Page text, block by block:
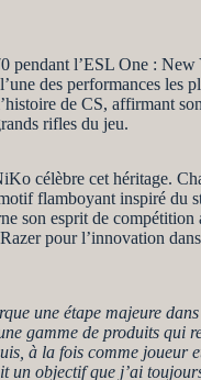
pendant l’ESL One : New
des performances les
de CS, affirmant son
rifles du jeu.
célèbre cet héritage.
flamboyant inspiré du
son esprit de compétition
pour l’innovation dans
une étape majeure
gamme de produits qui
à la fois comme joueur
un objectif que j’ai